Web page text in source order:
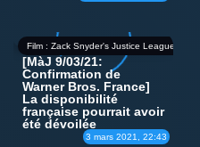
Film : Zack Snyder's Justice League
3 mars 2021, 22:43
[MàJ 9/03/21:
Confirmation de
Warner Bros. France]
La disponibilité
française pourrait avoir
été dévoilée